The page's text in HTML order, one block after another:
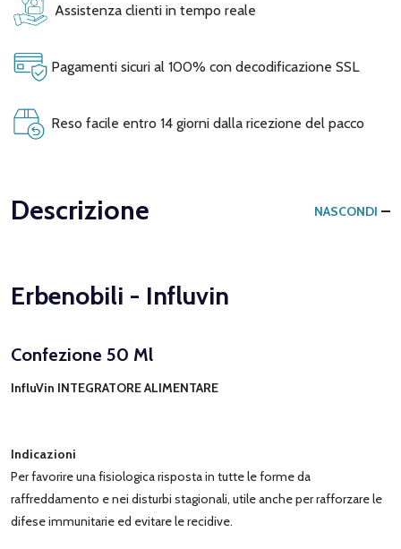
Assistenza clienti in tempo reale
Pagamenti sicuri al 100% con decodificazione SSL
Reso facile entro 14 giorni dalla ricezione del pacco
Descrizione NASCONDI
Erbenobili - Influvin
Confezione 50 Ml
InfluVin INTEGRATORE ALIMENTARE
Indicazioni
Per favorire una fisiologica risposta in tutte le forme da
raffreddamento e nei disturbi stagionali, utile anche per rafforzare le
difese immunitarie ed evitare le recidive.